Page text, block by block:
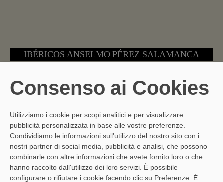
IBÉRICOS ANSELMO PÉREZ SALAMANCA
21
Consenso ai Cookies
Utilizziamo i cookie per scopi analitici e per visualizzare
pubblicità personalizzata in base alle vostre preferenze.
Condividiamo le informazioni sull'utilizzo del nostro sito con i
nostri partner di social media, pubblicità e analisi, che possono
combinarle con altre informazioni che avete fornito loro o che
hanno raccolto dall'utilizzo dei loro servizi. È possibile
configurare o rifiutare i cookie facendo clic su Preferenze. È